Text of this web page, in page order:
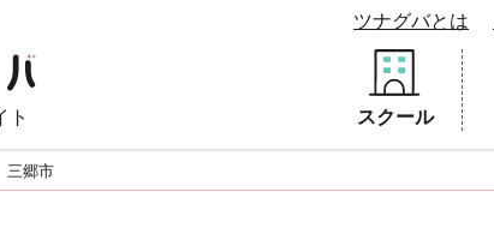
ト
ツナグバとは
スクール
三郷市